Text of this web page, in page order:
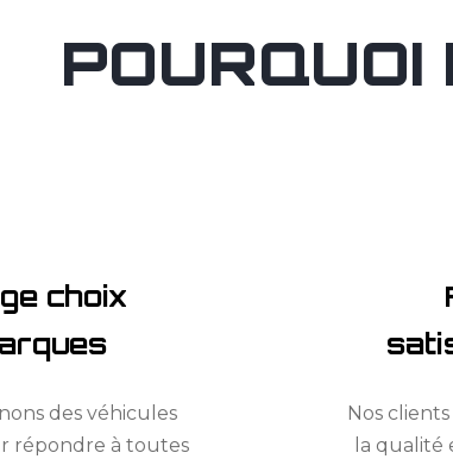
POURQUOI
choix
des véhicules
répondre à toutes
Nos
la qualité